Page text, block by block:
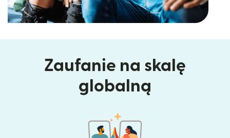
Zaufanie na skalę
globalną